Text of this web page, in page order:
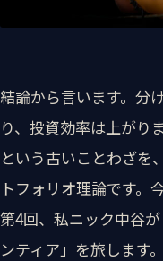
結論から言います。分
り、投資効率は上がり
という古いことわざを
トフォリオ理論です。
第4回、私ニック中谷
ンティア」を旅します